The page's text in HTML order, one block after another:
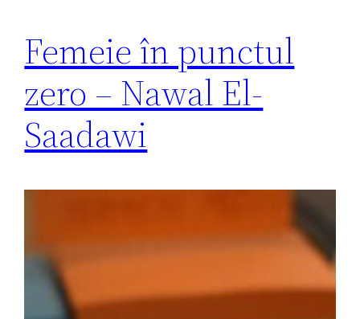
Femeie în punctul
zero – Nawal El-
Saadawi